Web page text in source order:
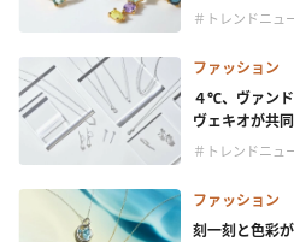
＃トレンドニュ
ファッション
４℃、ヴァン
ヴェキオが共
＃トレンドニュ
ファッション
刻一刻と色彩